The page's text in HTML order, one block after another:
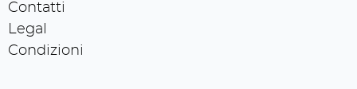
Contatti
Legal
Condizioni